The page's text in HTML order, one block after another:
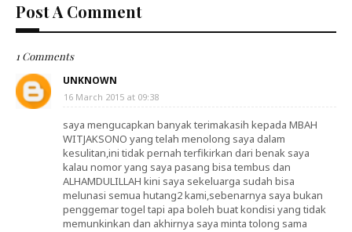
Post A Comment
1 Comments
UNKNOWN
16 March 2015 at 09:38
saya mengucapkan banyak terimakasih kepada MBAH
WITJAKSONO yang telah menolong saya dalam
kesulitan,ini tidak pernah terfikirkan dari benak saya
kalau nomor yang saya pasang bisa tembus dan
ALHAMDULILLAH kini saya sekeluarga sudah bisa
melunasi semua hutang2 kami,sebenarnya saya bukan
penggemar togel tapi apa boleh buat kondisi yang tidak
memunkinkan dan akhirnya saya minta tolong sama